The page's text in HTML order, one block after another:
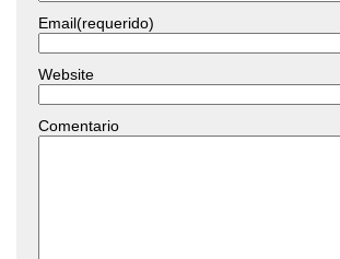
Email(requerido)
Website
Comentario